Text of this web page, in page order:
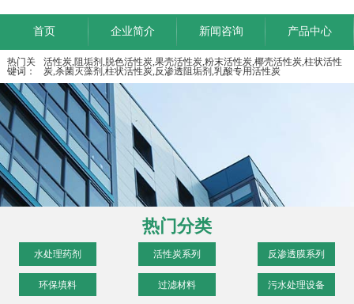
首页 企业简介 新闻咨询 产品中心
热门关
键词：
活性炭,阻垢剂,脱色活性炭,果壳活性炭,粉末活性炭,椰壳活性炭,柱状活性
炭,杀菌灭藻剂,柱状活性炭,反渗透阻垢剂,乳酸专用活性炭
热门分类
水处理药剂 活性炭系列 反渗透膜系列
环保填料 过滤材料 污水处理设备